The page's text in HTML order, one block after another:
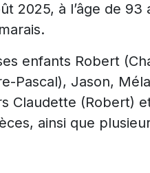
2025, à l’âge de 93
enfants Robert
Pascal), Jason,
Claudette (Robert)
ainsi que